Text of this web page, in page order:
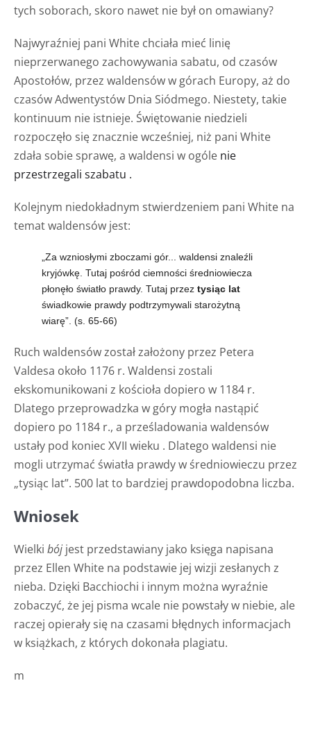
tych soborach, skoro nawet nie był on omawiany?
Najwyraźniej pani White chciała mieć linię
nieprzerwanego zachowywania sabatu, od czasów
Apostołów, przez waldensów w górach Europy, aż do
czasów Adwentystów Dnia Siódmego. Niestety, takie
kontinuum nie istnieje. Świętowanie niedzieli
rozpoczęło się znacznie wcześniej, niż pani White
zdała sobie sprawę, a waldensi w ogóle nie
przestrzegali szabatu .
Kolejnym niedokładnym stwierdzeniem pani White na
temat waldensów jest:
„Za wzniosłymi zboczami gór... waldensi znaleźli
kryjówkę. Tutaj pośród ciemności średniowiecza
płonęło światło prawdy. Tutaj przez tysiąc lat
świadkowie prawdy podtrzymywali starożytną
wiarę”. (s. 65-66)
Ruch waldensów został założony przez Petera
Valdesa około 1176 r. Waldensi zostali
ekskomunikowani z kościoła dopiero w 1184 r.
Dlatego przeprowadzka w góry mogła nastąpić
dopiero po 1184 r., a prześladowania waldensów
ustały pod koniec XVII wieku . Dlatego waldensi nie
mogli utrzymać światła prawdy w średniowieczu przez
„tysiąc lat”. 500 lat to bardziej prawdopodobna liczba.
Wniosek
Wielki bój jest przedstawiany jako księga napisana
przez Ellen White na podstawie jej wizji zesłanych z
nieba. Dzięki Bacchiochi i innym można wyraźnie
zobaczyć, że jej pisma wcale nie powstały w niebie, ale
raczej opierały się na czasami błędnych informacjach
w książkach, z których dokonała plagiatu.
m